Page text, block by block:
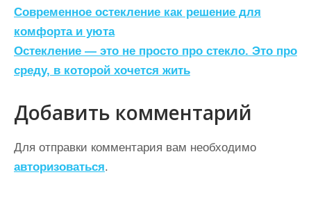
Н
а
в
и
г
а
ц
и
Современное остекление как решение для
комфорта и уюта
Остекление — это не просто про стекло. Это про
среду, в которой хочется жить
Добавить комментарий
Для отправки комментария вам необходимо
авторизоваться.